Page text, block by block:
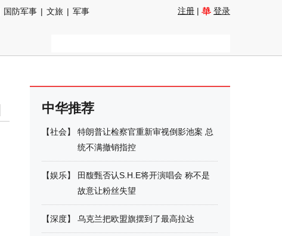
国防军事 | 文旅 | 军事
注册 | 登录
中华推荐
【社会】
特朗普让检察官重新审视倒影池案 总
统不满撤销指控
【娱乐】
田馥甄否认S.H.E将开演唱会 称不是
故意让粉丝失望
【深度】 乌克兰把欧盟旗摆到了最高拉达